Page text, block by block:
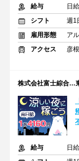
給与
日
シフト
週1
雇用形態
ア
アクセス
彦
株式会社富士綜合…
給与
日